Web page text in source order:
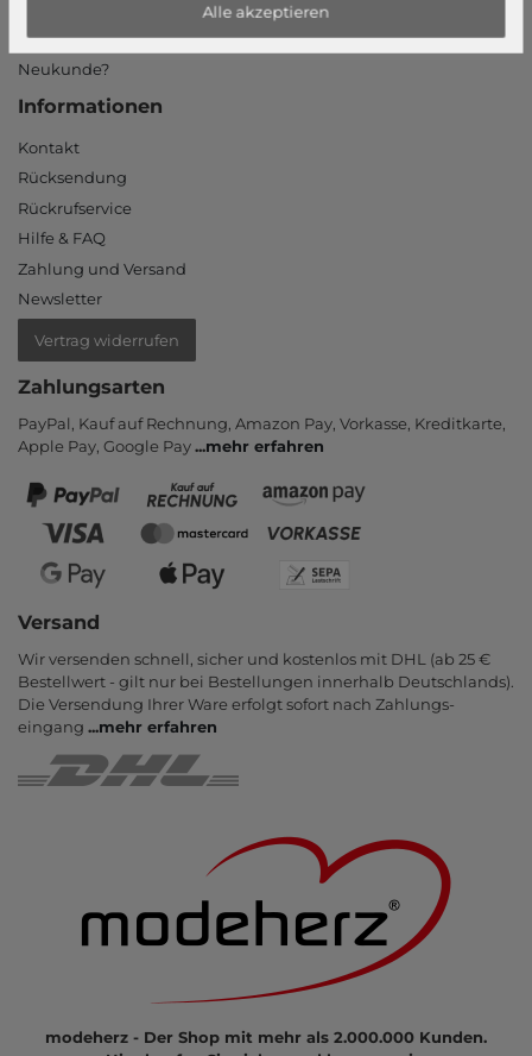
Login
Neukunde?
Informationen
Kontakt
Rücksendung
Rückrufservice
Hilfe & FAQ
Zahlung und Versand
Newsletter
Vertrag widerrufen
Zahlungsarten
PayPal, Kauf auf Rechnung, Amazon Pay, Vor­kasse, Kredit­karte,
Apple Pay, Google Pay...mehr erfahren
Versand
Wir versenden schnell, sicher und kostenlos mit DHL (ab 25 €
Bestell­wert - gilt nur bei Bestel­lungen inner­halb Deutsch­lands).
Die Ver­sendung Ihrer Ware er­folgt sofort nach Zahlungs­
eingang ...mehr erfahren
modeherz - Der Shop mit mehr als 2.000.000 Kunden.
Alle akzeptieren